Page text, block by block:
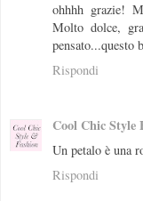
ohhhh grazie!
Molto dolce,
Rispondi
Cool Chic Style
Un petalo è una
Rispondi